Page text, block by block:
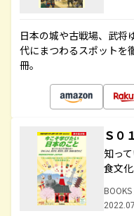
日本の城や古戦場、武将
代にまつわるスポットを
冊。
Ｓ０
知っ
食文